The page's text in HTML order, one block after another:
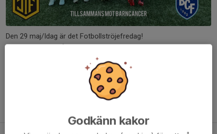
Den 29 maj/Idag är det Fotbollströjefredag!
Gör som vi – ta på dig ditt favoritlags matchtröja och lägg upp
en selfie på sociala medier med #Fotbollströjefredag.
Glöm inte swisha en gåva till 90 20 991 och stötta den...
Godkänn kakor